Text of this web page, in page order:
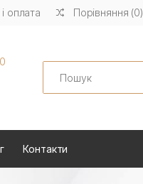
оплата Порівняння (0)
Search
Контакти